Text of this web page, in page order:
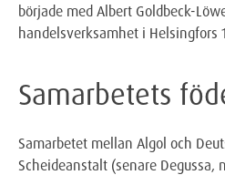
började med Albert Goldbeck-
handelsverksamhet i Helsingfors
Samarbetets
Samarbetet mellan Algol och
Scheideanstalt (senare